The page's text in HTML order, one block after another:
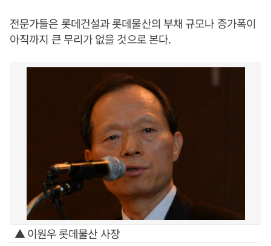
전문가들은 롯데건설과 롯데물산의 부채 규모나 증가폭이
아직까지 큰 무리가 없을 것으로 본다.
▲ 이원우 롯데물산 사장